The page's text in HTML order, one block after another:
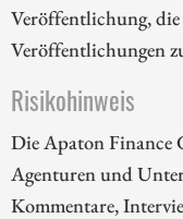
Veröffentlichung,
Veröffentlichungen
Risikohinweis
Die Apaton Finance
Agenturen und
Kommentare,